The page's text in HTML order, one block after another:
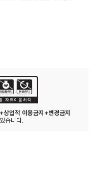
상업적 이용금지+변경금지
습니다.